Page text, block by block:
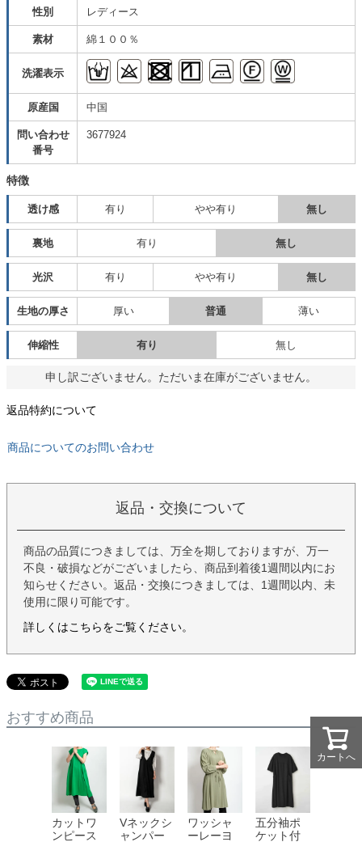
性別 レディース
素材 綿１００％
洗濯表示
原産国 中国
問い合わせ
番号
3677924
特徴
透け感 有り やや有り 無し
裏地 有り 無し
光沢 有り やや有り 無し
生地の厚さ 厚い 普通 薄い
伸縮性 有り 無し
申し訳ございません。ただいま在庫がございません。
返品特約について
商品についてのお問い合わせ
返品・交換について
商品の品質につきましては、万全を期しておりますが、万一
不良・破損などがございましたら、商品到着後1週間以内にお
知らせください。返品・交換につきましては、1週間以内、未
使用に限り可能です。
詳しくはこちらをご覧ください。
おすすめ商品
カットワ
ンピース
Vネックシ
ャンパー
ワッシャ
ーレーヨ
五分袖ポ
ケット付
カートへ
カートへ